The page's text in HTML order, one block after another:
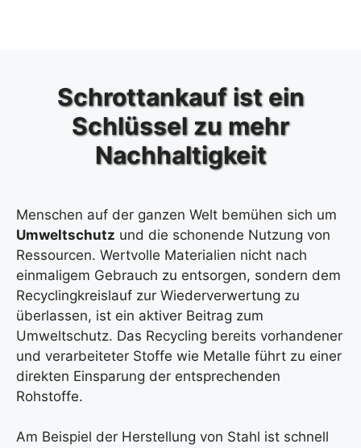
Schrottankauf ist ein
Schlüssel zu mehr
Nachhaltigkeit
Menschen auf der ganzen Welt bemühen sich um
Umweltschutz und die schonende Nutzung von
Ressourcen. Wertvolle Materialien nicht nach
einmaligem Gebrauch zu entsorgen, sondern dem
Recyclingkreislauf zur Wiederverwertung zu
überlassen, ist ein aktiver Beitrag zum
Umweltschutz. Das Recycling bereits vorhandener
und verarbeiteter Stoffe wie Metalle führt zu einer
direkten Einsparung der entsprechenden
Rohstoffe.
Am Beispiel der Herstellung von Stahl ist schnell